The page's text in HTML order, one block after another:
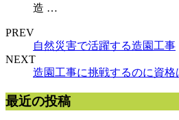
造 …
PREV
自然災害で活躍する造園工事
NEXT
造園工事に挑戦するのに資格
最近の投稿